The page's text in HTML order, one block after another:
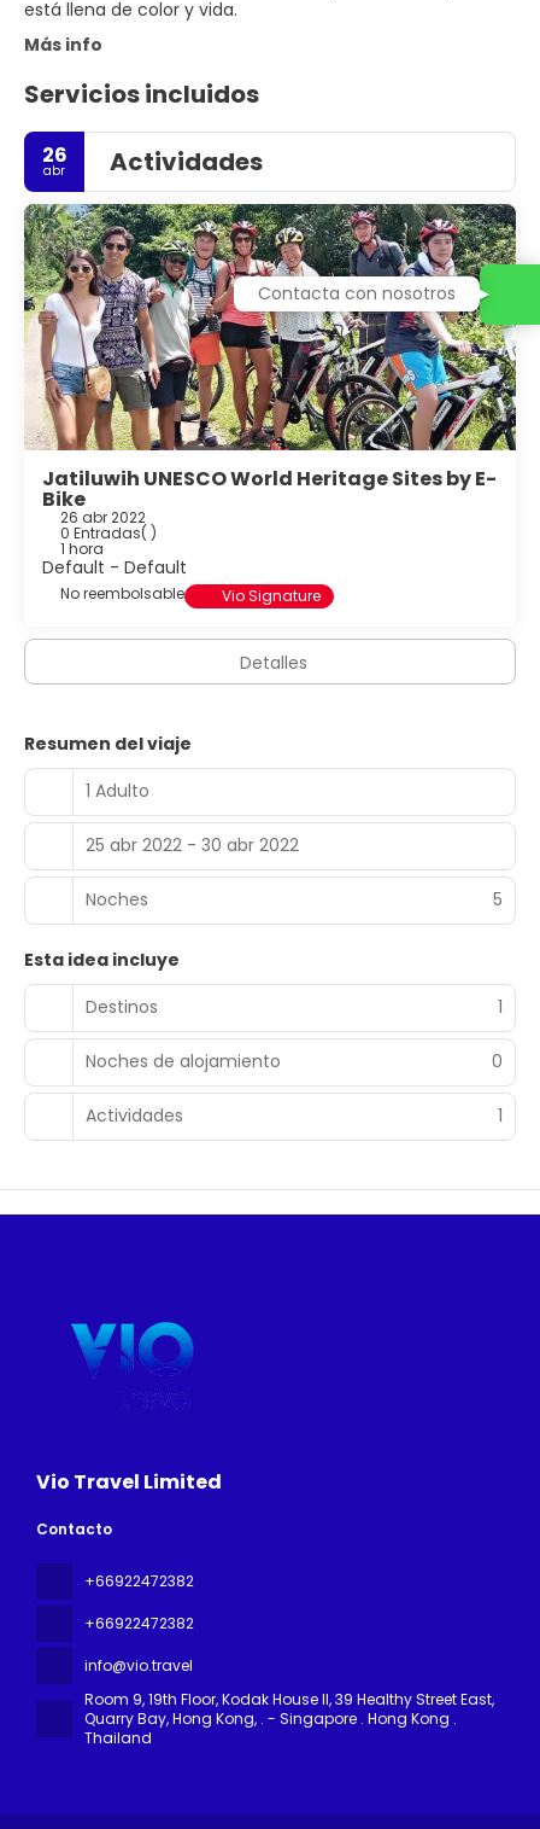
Más info
Servicios incluidos
26
abr Actividades
Jatiluwih UNESCO World Heritage Sites by E-
Bike
26 abr 2022
0 Entradas( )
1 hora
Default - Default
No reembolsable Vio Signature
Detalles
Resumen del viaje
1 Adulto
25 abr 2022 - 30 abr 2022
Noches 5
Esta idea incluye
Destinos
1
Noches de alojamiento 0
Actividades 1
Vio Travel Limited
Contacto
+66922472382
+66922472382
info@vio.travel
Room 9, 19th Floor, Kodak House II, 39 Healthy Street East,
Quarry Bay, Hong Kong, . - Singapore . Hong Kong .
Thailand
Contacta con nosotros